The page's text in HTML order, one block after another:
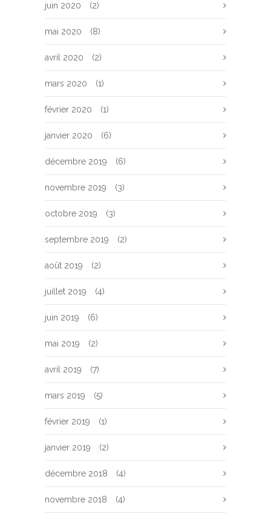
juin 2020 (2)
mai 2020 (8)
avril 2020 (2)
mars 2020 (1)
février 2020 (1)
janvier 2020 (6)
décembre 2019 (6)
novembre 2019 (3)
octobre 2019 (3)
septembre 2019 (2)
août 2019 (2)
juillet 2019 (4)
juin 2019 (6)
mai 2019 (2)
avril 2019 (7)
mars 2019 (5)
février 2019 (1)
janvier 2019 (2)
décembre 2018 (4)
novembre 2018 (4)